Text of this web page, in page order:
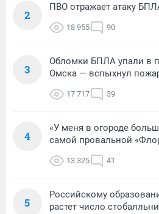
2
ПВО отражает атаку
18 955 90
3
Обломки БПЛА упали в
Омска — вспыхнул
17 717 39
4
«У меня в огороде
самой провальной
13 325 41
5
Российскому
растет число